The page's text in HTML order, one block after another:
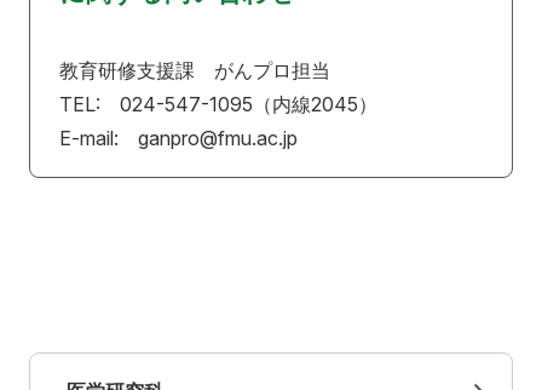
教育研修支援課 がんプロ担当
TEL: 024-547-1095（内線2045）
E-mail: ganpro@fmu.ac.jp